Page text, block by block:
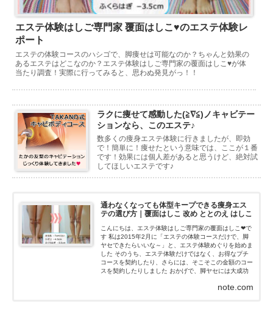
エステ体験はしご専門家 覆面はしこ♥のエステ体験レ
ポート
エステの体験コースのハシゴで、脚痩せは可能なのか？ちゃんと効果の
あるエステはどこなのか？エステ体験はしご専門家の覆面はしこ♥が体
当たり調査！実際に行ってみると、思わぬ発見がっ！！
ラクに痩せて感動した(≧∇≦)ノキャビテー
ションなら、このエステ♪
数多くの痩身エステ体験に行きましたが、即効
で！簡単に！痩せたという意味では、ここが１番
です！効果には個人差があると思うけど、絶対試
してほしいエステです♪
通わなくなっても体型キープできる痩身エス
テの選び方｜覆面はしこ 改め ととのえ はしこ
こんにちは、エステ体験はしご専門家の覆面はしこ❤で
す 私は2015年2月に「エステの体験コースだけで、脚
ヤセできたらいいな～」と、エステ体験めぐりを始めま
した そのうち、エステ体験だけではなく、お得なプチ
コースを契約したり、さらには、そこそこの金額のコー
スを契約したりしました おかげで、脚ヤセには大成功
note.com